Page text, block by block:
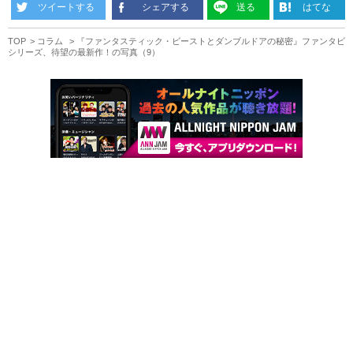
ツイートする シェアする 送る はてな
TOP コラム
『ファンタスティック・ビーストとダンブルドアの秘密』ファンタビ
シリーズ、待望の最新作！の写真（9）